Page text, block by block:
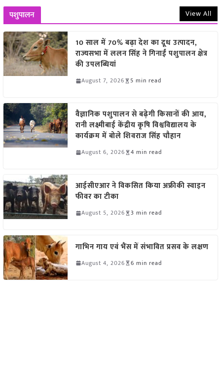
पशुपालन View All
10 साल में 70% बढ़ा देश का दूध उत्पादन,
राज्यसभा में ललन सिंह ने गिनाईं पशुपालन क्षेत्र
की उपलब्धियां
August 7, 2026 5 min read
वैज्ञानिक पशुपालन से बढ़ेगी किसानों की आय,
रानी लक्ष्मीबाई केंद्रीय कृषि विश्वविद्यालय के
कार्यक्रम में बोले शिवराज सिंह चौहान
August 6, 2026 4 min read
आईसीएआर ने विकसित किया अफ्रीकी स्वाइन
फीवर का टीका
August 5, 2026 3 min read
गाभिन गाय एवं भैंस में संभावित प्रसव के लक्षण
August 4, 2026 6 min read